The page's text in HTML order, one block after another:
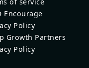
Encourage
Policy
Growth Partners
Policy